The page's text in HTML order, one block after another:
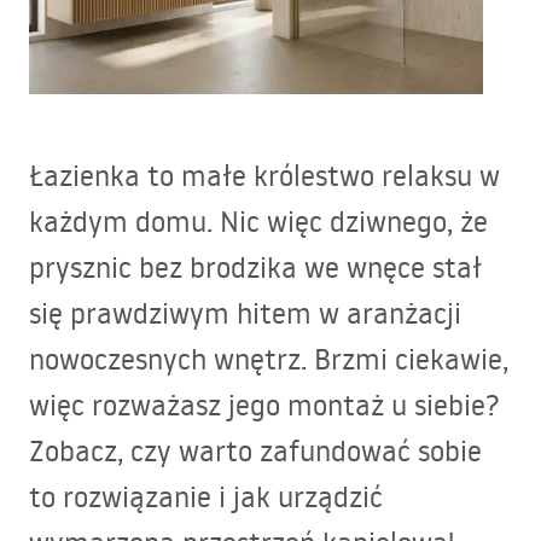
Łazienka to małe królestwo relaksu w
każdym domu. Nic więc dziwnego, że
prysznic bez brodzika we wnęce stał
się prawdziwym hitem w aranżacji
nowoczesnych wnętrz. Brzmi ciekawie,
więc rozważasz jego montaż u siebie?
Zobacz, czy warto zafundować sobie
to rozwiązanie i jak urządzić